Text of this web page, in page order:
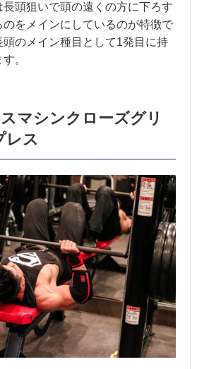
頭狙いで頭の遠くの方に下ろす
のをメインにしているのが特徴で
頭のメイン種目として1発目に持
。
マシンクローズグリ
レス